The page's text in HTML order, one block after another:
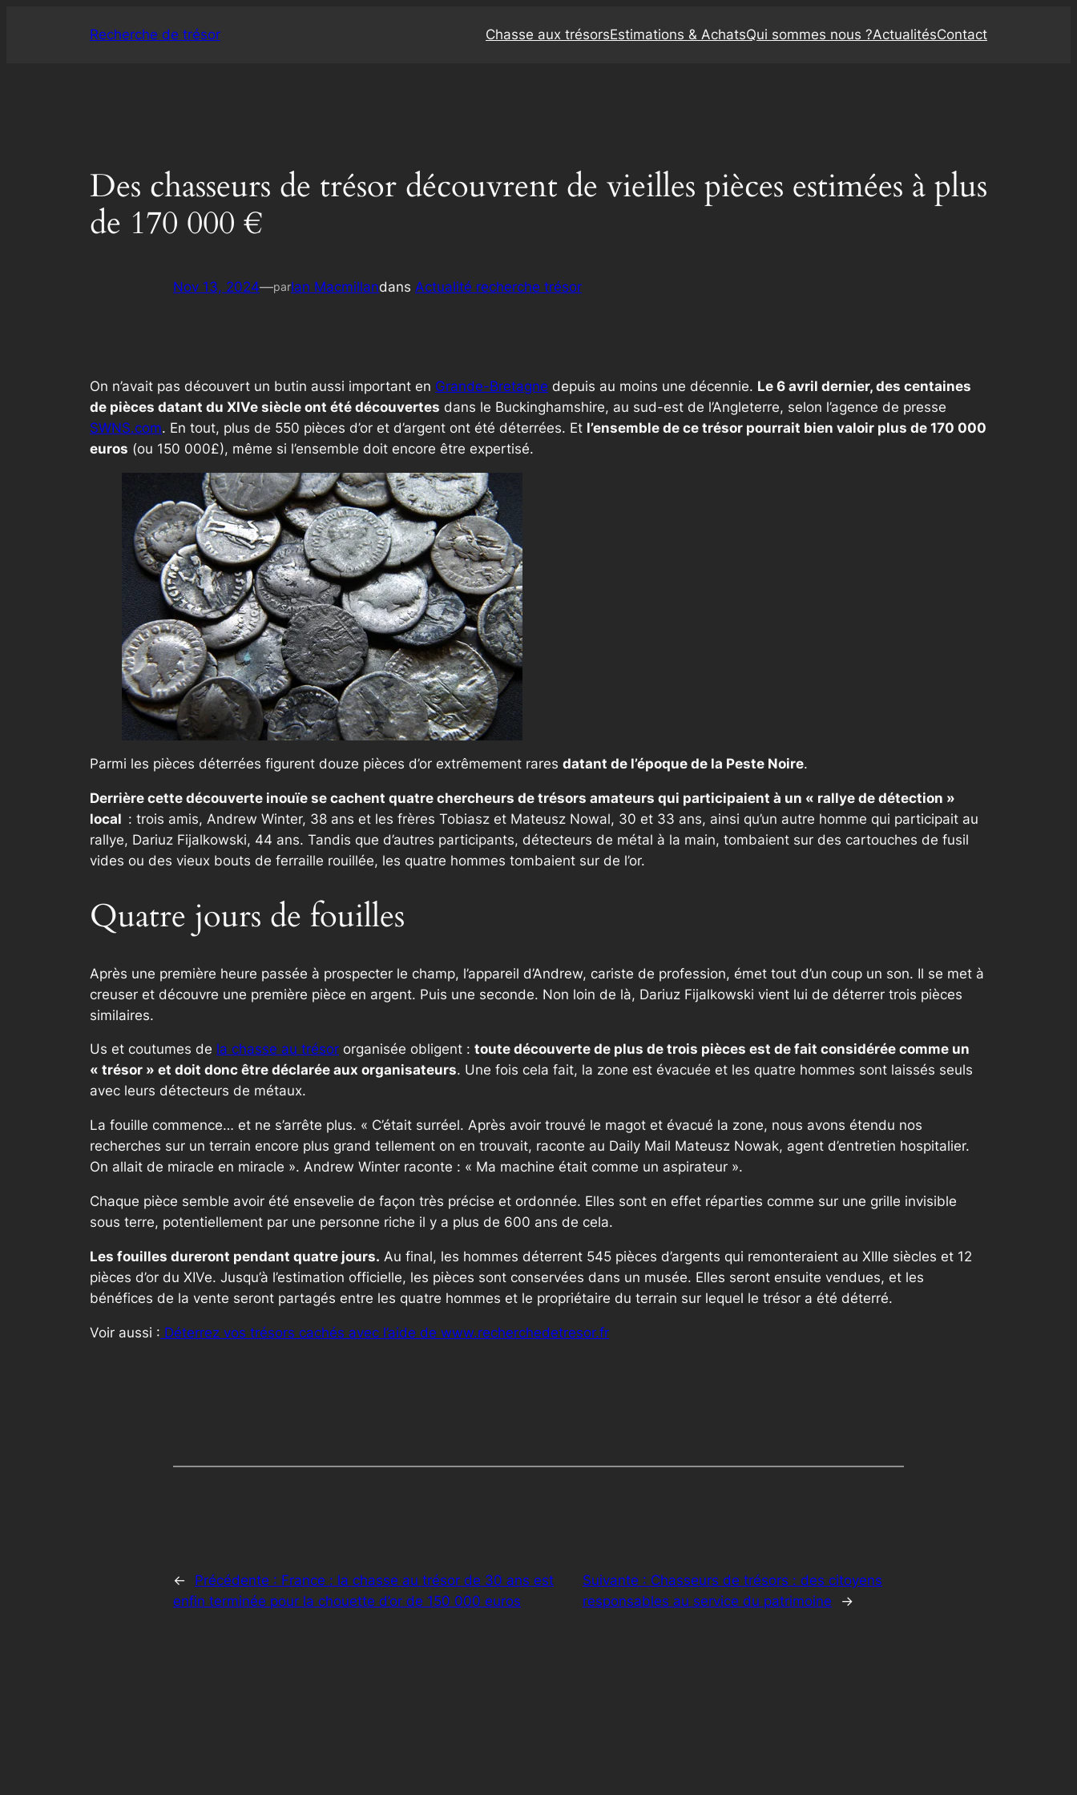
Recherche de trésor Chasse aux trésorsEstimations & AchatsQui sommes nous ?ActualitésContact
Des chasseurs de trésor découvrent de vieilles pièces estimées à plus
de 170 000 €
Nov 13, 2024—parIan Macmillandans Actualité recherche trésor
On n’avait pas découvert un butin aussi important en Grande-Bretagne depuis au moins une décennie. Le 6 avril dernier, des centaines
de pièces datant du XIVe siècle ont été découvertes dans le Buckinghamshire, au sud-est de l’Angleterre, selon l’agence de presse
SWNS.com. En tout, plus de 550 pièces d’or et d’argent ont été déterrées. Et l’ensemble de ce trésor pourrait bien valoir plus de 170 000
euros (ou 150 000£), même si l’ensemble doit encore être expertisé.
Parmi les pièces déterrées figurent douze pièces d’or extrêmement rares datant de l’époque de la Peste Noire.
Derrière cette découverte inouïe se cachent quatre chercheurs de trésors amateurs qui participaient à un « rallye de détection »
local : trois amis, Andrew Winter, 38 ans et les frères Tobiasz et Mateusz Nowal, 30 et 33 ans, ainsi qu’un autre homme qui participait au
rallye, Dariuz Fijalkowski, 44 ans. Tandis que d’autres participants, détecteurs de métal à la main, tombaient sur des cartouches de fusil
vides ou des vieux bouts de ferraille rouillée, les quatre hommes tombaient sur de l’or.
Quatre jours de fouilles
Après une première heure passée à prospecter le champ, l’appareil d’Andrew, cariste de profession, émet tout d’un coup un son. Il se met à
creuser et découvre une première pièce en argent. Puis une seconde. Non loin de là, Dariuz Fijalkowski vient lui de déterrer trois pièces
similaires.
Us et coutumes de la chasse au trésor organisée obligent : toute découverte de plus de trois pièces est de fait considérée comme un
« trésor » et doit donc être déclarée aux organisateurs. Une fois cela fait, la zone est évacuée et les quatre hommes sont laissés seuls
avec leurs détecteurs de métaux.
La fouille commence… et ne s’arrête plus. « C’était surréel. Après avoir trouvé le magot et évacué la zone, nous avons étendu nos
recherches sur un terrain encore plus grand tellement on en trouvait, raconte au Daily Mail Mateusz Nowak, agent d’entretien hospitalier.
On allait de miracle en miracle ». Andrew Winter raconte : « Ma machine était comme un aspirateur ».
Chaque pièce semble avoir été ensevelie de façon très précise et ordonnée. Elles sont en effet réparties comme sur une grille invisible
sous terre, potentiellement par une personne riche il y a plus de 600 ans de cela.
Les fouilles dureront pendant quatre jours. Au final, les hommes déterrent 545 pièces d’argents qui remonteraient au XIIIe siècles et 12
pièces d’or du XIVe. Jusqu’à l’estimation officielle, les pièces sont conservées dans un musée. Elles seront ensuite vendues, et les
bénéfices de la vente seront partagés entre les quatre hommes et le propriétaire du terrain sur lequel le trésor a été déterré.
Voir aussi : Déterrez vos trésors cachés avec l’aide de www.recherchedetresor.fr
← Précédente : France : la chasse au trésor de 30 ans est
enfin terminée pour la chouette d’or de 150 000 euros
Suivante : Chasseurs de trésors : des citoyens
responsables au service du patrimoine
→